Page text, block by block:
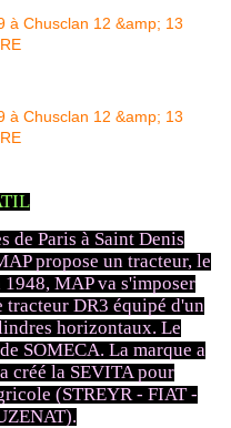
de Paris à Saint Denis
propose un tracteur, le
MAP va s'imposer
tracteur DR3 équipé d'un
horizontaux. Le
SOMECA. La marque a
créé la SEVITA pour
(STREYR - FIAT -